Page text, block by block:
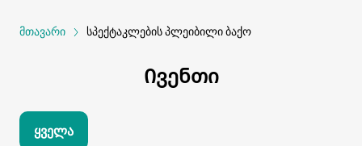
მთავარი სპექტაკლების პლეიბილი ბაქო
Ივენთი
Ყველა